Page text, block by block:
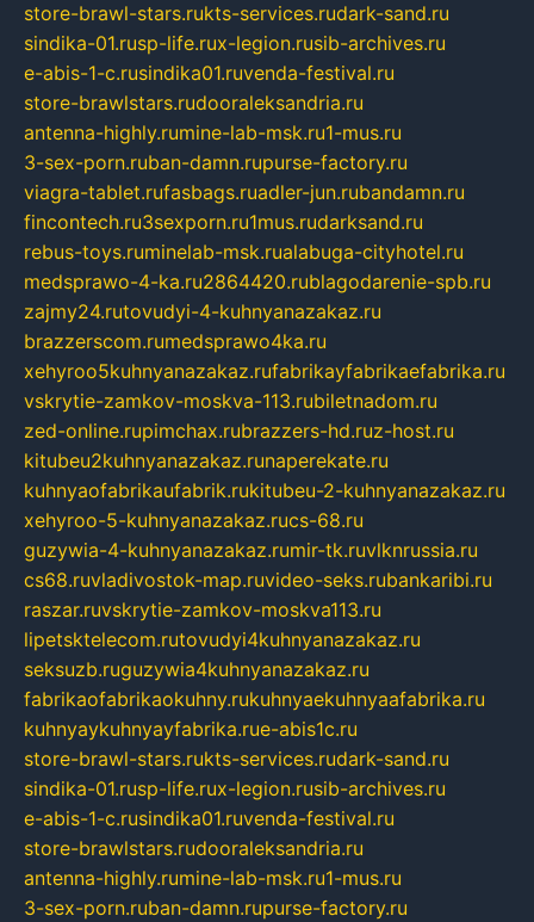
store-brawl-stars.rukts-services.rudark-sand.ru
sindika-01.rusp-life.rux-legion.rusib-archives.ru
e-abis-1-c.rusindika01.ruvenda-festival.ru
store-brawlstars.rudooraleksandria.ru
antenna-highly.rumine-lab-msk.ru1-mus.ru
3-sex-porn.ruban-damn.rupurse-factory.ru
viagra-tablet.rufasbags.ruadler-jun.rubandamn.ru
fincontech.ru3sexporn.ru1mus.rudarksand.ru
rebus-toys.ruminelab-msk.rualabuga-cityhotel.ru
medsprawo-4-ka.ru2864420.rublagodarenie-spb.ru
zajmy24.rutovudyi-4-kuhnyanazakaz.ru
brazzerscom.rumedsprawo4ka.ru
xehyroo5kuhnyanazakaz.rufabrikayfabrikaefabrika.ru
vskrytie-zamkov-moskva-113.rubiletnadom.ru
zed-online.rupimchax.rubrazzers-hd.ruz-host.ru
kitubeu2kuhnyanazakaz.runaperekate.ru
kuhnyaofabrikaufabrik.rukitubeu-2-kuhnyanazakaz.ru
xehyroo-5-kuhnyanazakaz.rucs-68.ru
guzywia-4-kuhnyanazakaz.rumir-tk.ruvlknrussia.ru
cs68.ruvladivostok-map.ruvideo-seks.rubankaribi.ru
raszar.ruvskrytie-zamkov-moskva113.ru
lipetsktelecom.rutovudyi4kuhnyanazakaz.ru
seksuzb.ruguzywia4kuhnyanazakaz.ru
fabrikaofabrikaokuhny.rukuhnyaekuhnyaafabrika.ru
kuhnyaykuhnyayfabrika.rue-abis1c.ru
store-brawl-stars.rukts-services.rudark-sand.ru
sindika-01.rusp-life.rux-legion.rusib-archives.ru
e-abis-1-c.rusindika01.ruvenda-festival.ru
store-brawlstars.rudooraleksandria.ru
antenna-highly.rumine-lab-msk.ru1-mus.ru
3-sex-porn.ruban-damn.rupurse-factory.ru